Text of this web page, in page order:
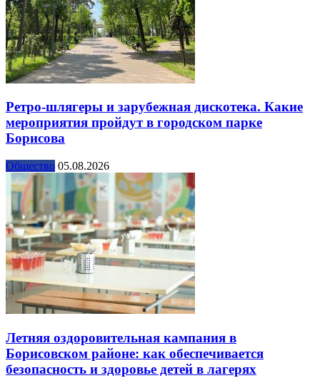
Ретро-шлягеры и зарубежная дискотека. Какие
мероприятия пройдут в городском парке
Борисова
Общество 05.08.2026
Летняя оздоровительная кампания в
Борисовском районе: как обеспечивается
безопасность и здоровье детей в лагерях